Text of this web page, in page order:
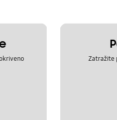
Zatražite